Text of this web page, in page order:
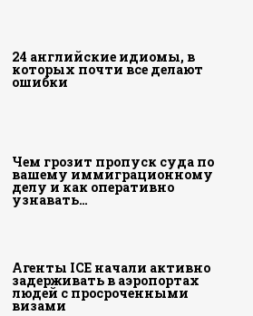
24 английские идиомы, в
которых почти все делают
ошибки
Чем грозит пропуск суда по
вашему иммиграционному
делу и как оперативно
узнавать…
Агенты ICE начали активно
задерживать в аэропортах
людей с просроченными
визами